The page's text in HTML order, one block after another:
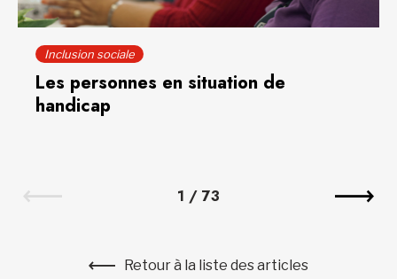
Inclusion sociale
Les personnes en situation de
handicap
1 / 73
Retour à la liste des articles